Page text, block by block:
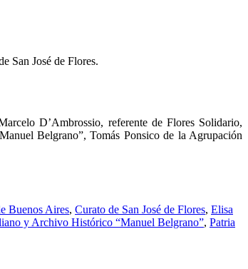
San José de Flores.
D’Ambrossio, referente de Flores Solidario,
Belgrano”, Tomás Ponsico de la Agrupación
Buenos Aires, Curato de San José de Flores, Elisa
y Archivo Histórico “Manuel Belgrano”, Patria